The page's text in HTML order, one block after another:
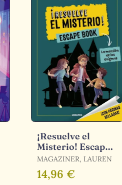
¡Resuelve el
Misterio! Escape
Book 1 - la
Mansión de los
Enigmas
MAGAZINER, LAUREN
14,96 €